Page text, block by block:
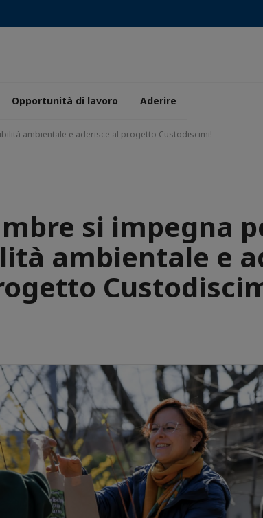
Opportunità di lavoro Aderire
ambientale e aderisce al progetto Custodiscimi!
si impegna
ambientale e